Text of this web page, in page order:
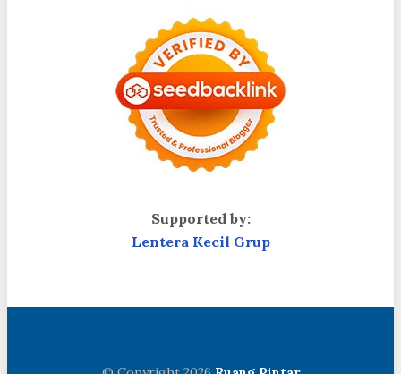
Supported by:
Lentera Kecil Grup